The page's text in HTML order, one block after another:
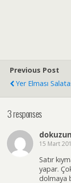
Previous Post
Yer Elması
3 responses
15 Mart
Satır
yapar.
dolmaya